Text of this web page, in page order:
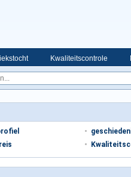
Kwaliteitscontrole